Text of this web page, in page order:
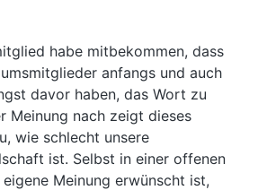
habe mitbekommen, dass
anfangs und auch
davor haben, das Wort zu
Meinung nach zeigt dieses
wie schlecht unsere
ist. Selbst in einer offenen
Meinung erwünscht ist,